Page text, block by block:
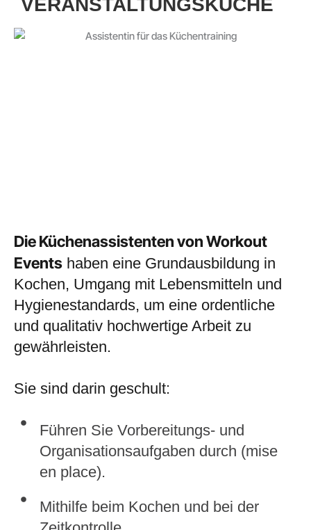
VERANSTALTUNGSKÜCHE
Die Küchenassistenten von Workout
Events haben eine Grundausbildung in
Kochen, Umgang mit Lebensmitteln und
Hygienestandards, um eine ordentliche
und qualitativ hochwertige Arbeit zu
gewährleisten.
Sie sind darin geschult:
Führen Sie Vorbereitungs- und
Organisationsaufgaben durch (mise
en place).
Mithilfe beim Kochen und bei der